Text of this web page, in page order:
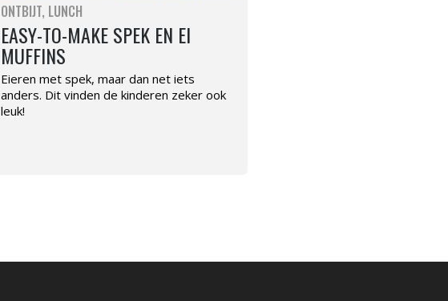
ONTBIJT LUNCH
EASY-TO-MAKE SPEK EN EI
MUFFINS
Eieren met spek, maar dan net iets
anders. Dit vinden de kinderen zeker ook
leuk!